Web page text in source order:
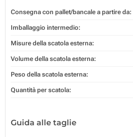
Consegna con pallet/bancale a partire da:
Imballaggio intermedio:
Misure della scatola esterna:
Volume della scatola esterna:
Peso della scatola esterna:
Quantità per scatola:
Guida alle taglie